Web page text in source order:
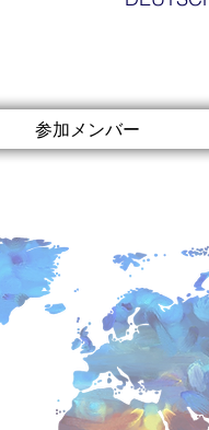
参加メンバー